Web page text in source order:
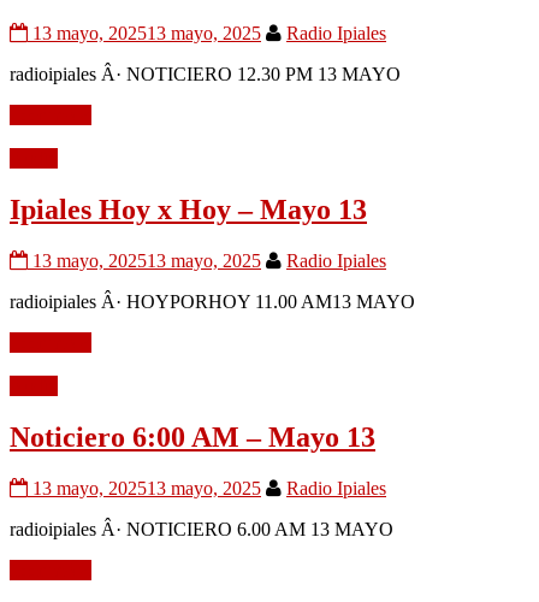
13 mayo, 202513 mayo, 2025
Radio Ipiales
radioipiales Â· NOTICIERO 12.30 PM 13 MAYO
Ipiales Hoy x Hoy – Mayo 13
13 mayo, 202513 mayo, 2025
Radio Ipiales
radioipiales Â· HOYPORHOY 11.00 AM13 MAYO
Noticiero 6:00 AM – Mayo 13
13 mayo, 202513 mayo, 2025
Radio Ipiales
radioipiales Â· NOTICIERO 6.00 AM 13 MAYO